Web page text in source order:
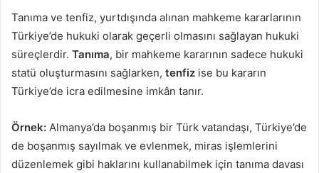
Tanıma ve tenfiz, yurtdışında alınan mahkeme kararlarının
Türkiye’de hukuki olarak geçerli olmasını sağlayan hukuki
süreçlerdir. Tanıma, bir mahkeme kararının sadece hukuki
statü oluşturmasını sağlarken, tenfiz ise bu kararın
Türkiye’de icra edilmesine imkân tanır.
Örnek: Almanya’da boşanmış bir Türk vatandaşı, Türkiye’de
de boşanmış sayılmak ve evlenmek, miras işlemlerini
düzenlemek gibi haklarını kullanabilmek için tanıma davası